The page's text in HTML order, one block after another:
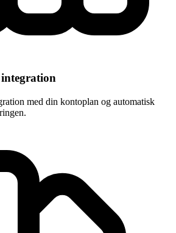
med din kontoplan og automatisk